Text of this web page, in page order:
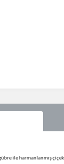
ile harmanlanmış